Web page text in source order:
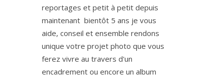
reportages et petit à petit depuis
maintenant bientôt 5 ans je vous
aide, conseil et ensemble rendons
unique votre projet photo que vous
ferez vivre au travers d'un
encadrement ou encore un album